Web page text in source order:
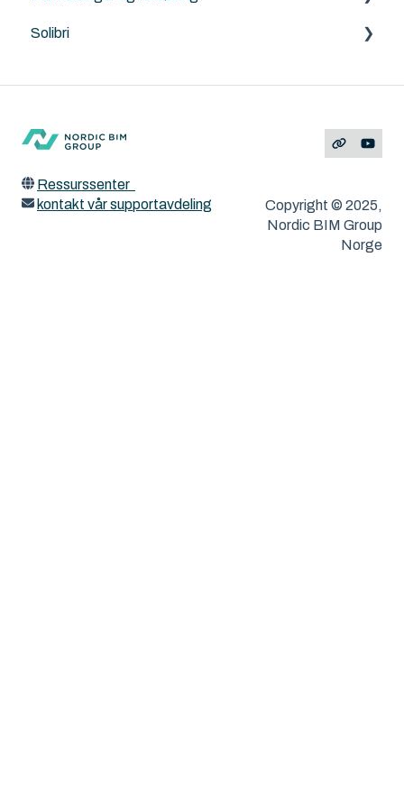
Archicad
MacOS og Windows
ArchiFrame
Solibri
Ressurssenter
kontakt vår supportavdeling
Copyright © 2025,
Nordic BIM Group
Norge